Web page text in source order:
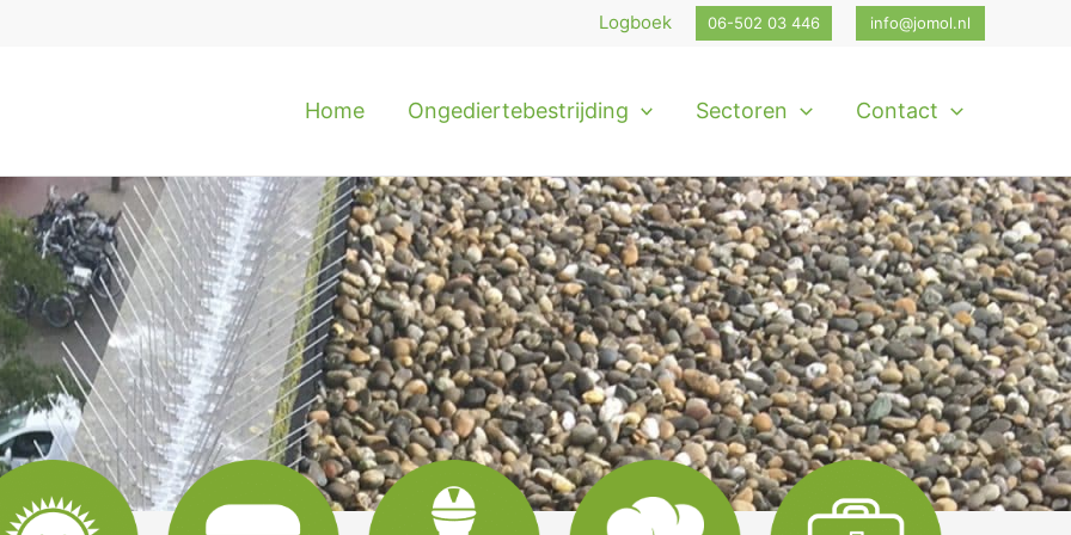
Logboek 06-502 03 446 info@jomol.nl
Home Ongediertebestrijding Sectoren Contact